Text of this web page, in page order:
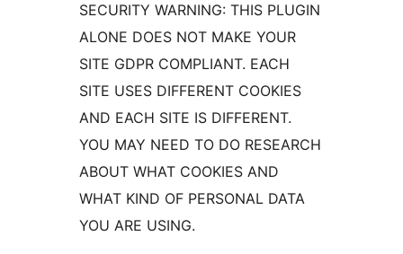
SECURITY WARNING: THIS PLUGIN
ALONE DOES NOT MAKE YOUR
SITE GDPR COMPLIANT. EACH
SITE USES DIFFERENT COOKIES
AND EACH SITE IS DIFFERENT.
YOU MAY NEED TO DO RESEARCH
ABOUT WHAT COOKIES AND
WHAT KIND OF PERSONAL DATA
YOU ARE USING.